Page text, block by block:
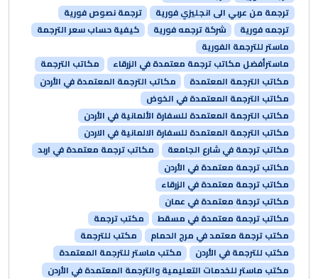
ترجمة من عربي الى انجليزي فورية
ترجمة نصوص فورية
ترجمه فورية
شركة ترجمه فورية
كيفية حساب سعر الترجمة
ماستر للترجمة الفورية
ماسترأفضل مكاتب ترجمة معتمدة في الزرقاء
مكاتب الترجمة
مكاتب الترجمة المعتمدة
مكاتب الترجمة المعتمدة في الأردن
مكاتب الترجمة المعتمدة في الخوض
مكاتب الترجمة المعتمدة للسفارة الألمانية في الأردن
مكاتب الترجمة المعتمدة للسفارة الالمانية في الاردن
مكاتب ترجمة في شارع الجامعة
مكاتب ترجمة معتمدة في اربد
مكاتب ترجمة معتمدة في الأردن
مكاتب ترجمة معتمدة في الزرقاء
مكاتب ترجمة معتمدة في عمان
مكاتب ترجمة معتمدة في مسقط
مكتب ترجمة
مكتب ترجمة معتمد في مرج الحمام
مكتب للترجمة
مكتب للترجمة في الأردن
مكتب ماستر للترجمة المعتمدة
مكتب ماستر للخدمات التعليمية والترجمة المعتمدة في الأردن